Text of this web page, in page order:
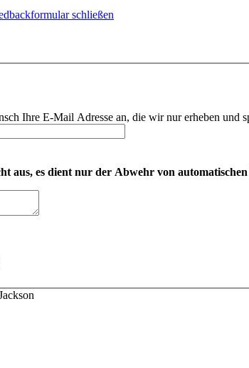
Ihre E-Mail Adresse an, die wir nur erheben
aus, es dient nur der Abwehr von